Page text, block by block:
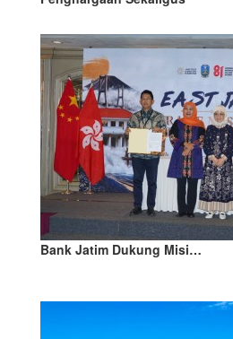
Bank Jatim Dukung Misi…